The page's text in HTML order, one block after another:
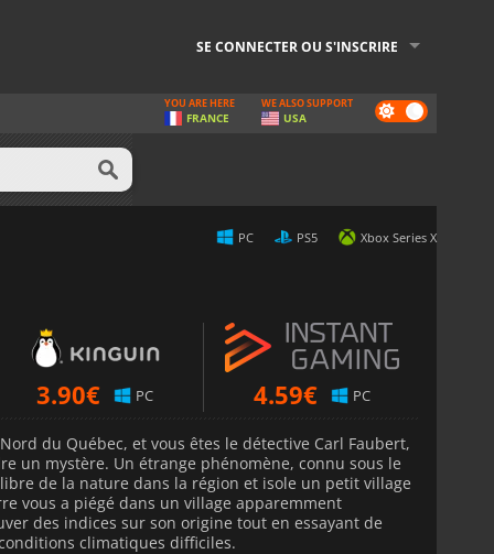
SE CONNECTER OU S'INSCRIRE
Dark
mode
YOU ARE HERE
FRANCE
WE ALSO SUPPORT
USA
PC PS5 Xbox Series X
3.90€ PC 4.59€ PC
du Québec, et vous êtes le détective Carl Faubert,
un mystère. Un étrange phénomène, connu sous le
de la nature dans la région et isole un petit village
vous a piégé dans un village apparemment
des indices sur son origine tout en essayant de
climatiques difficiles.